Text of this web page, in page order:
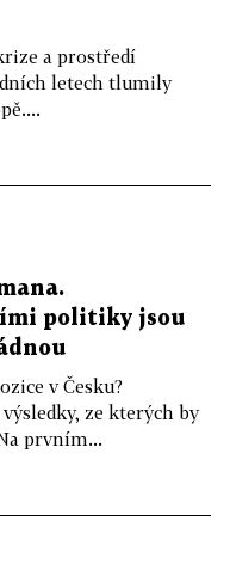
a prostředí
letech tlumily
politiky jsou
v Česku?
ze kterých by
prvním...